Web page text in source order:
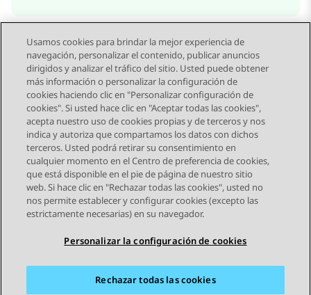
Send Feedback
Navegación de tema
Tema anterior Tema siguiente
STAY CONNECTED
Usamos cookies para brindar la mejor experiencia de
navegación, personalizar el contenido, publicar anuncios
dirigidos y analizar el tráfico del sitio. Usted puede obtener
más información o personalizar la configuración de
cookies haciendo clic en "Personalizar configuración de
cookies". Si usted hace clic en "Aceptar todas las cookies",
acepta nuestro uso de cookies propias y de terceros y nos
indica y autoriza que compartamos los datos con dichos
terceros. Usted podrá retirar su consentimiento en
cualquier momento en el Centro de preferencia de cookies,
que está disponible en el pie de página de nuestro sitio
web. Si hace clic en "Rechazar todas las cookies", usted no
nos permite establecer y configurar cookies (excepto las
estrictamente necesarias) en su navegador.
Personalizar la configuración de cookies
Rechazar todas las cookies